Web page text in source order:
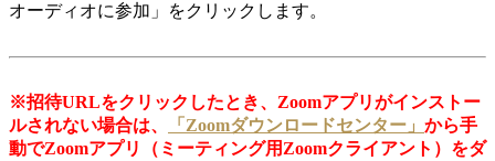
オーディオに参加」をクリックします。
※招待URLをクリックしたとき、Zoomアプリがインストー
ルされない場合は、
「Zoomダウンロードセンター」 から手
動でZoomアプリ（ミーティング用Zoomクライアント）をダ